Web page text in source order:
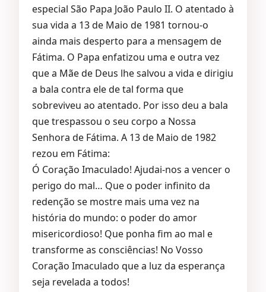
especial São Papa João Paulo II. O atentado à
sua vida a 13 de Maio de 1981 tornou-o
ainda mais desperto para a mensagem de
Fátima. O Papa enfatizou uma e outra vez
que a Mãe de Deus lhe salvou a vida e dirigiu
a bala contra ele de tal forma que
sobreviveu ao atentado. Por isso deu a bala
que trespassou o seu corpo a Nossa
Senhora de Fátima. A 13 de Maio de 1982
rezou em Fátima:
Ó Coração Imaculado! Ajudai-nos a vencer o
perigo do mal… Que o poder infinito da
redenção se mostre mais uma vez na
história do mundo: o poder do amor
misericordioso! Que ponha fim ao mal e
transforme as consciências! No Vosso
Coração Imaculado que a luz da esperança
seja revelada a todos!